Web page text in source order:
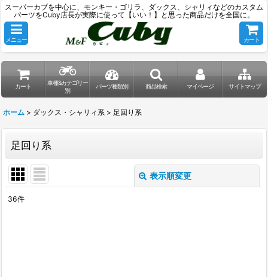
スーパーカブを中心に、モンキー・ゴリラ、ダックス、シャリィなどのカスタム
パーツをCuby店長が実際に使って【いい！】と思った商品だけを全国に。
メニュー カート
カート
車種&カテゴリー
別
パーツ種類別 商品検索 マイページ サイトマップ
ホーム > ダックス・シャリィ系 > 足回り系
足回り系
表示順変更
36件